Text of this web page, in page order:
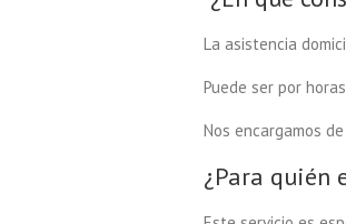
La asistencia
Puede ser por
Nos encargamos
¿Para quién